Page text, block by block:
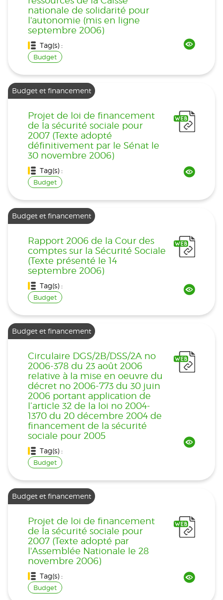
nationale de solidarité pour
l'autonomie (mis en ligne
septembre 2006)
Tag(s) :
Budget
Budget et financement
Projet de loi de financement
de la sécurité sociale pour
2007 (Texte adopté
définitivement par le Sénat le
30 novembre 2006)
Tag(s) :
Budget
Budget et financement
Rapport 2006 de la Cour des
comptes sur la Sécurité Sociale
(Texte présenté le 14
septembre 2006)
Tag(s) :
Budget
Budget et financement
Circulaire DGS/2B/DSS/2A no
2006-378 du 23 août 2006
relative à la mise en oeuvre du
décret no 2006-773 du 30 juin
2006 portant application de
l’article 32 de la loi no 2004-
1370 du 20 décembre 2004 de
financement de la sécurité
sociale pour 2005
Tag(s) :
Budget
Budget et financement
Projet de loi de financement
de la sécurité sociale pour
2007 (Texte adopté par
l'Assemblée Nationale le 28
novembre 2006)
Tag(s) :
Budget